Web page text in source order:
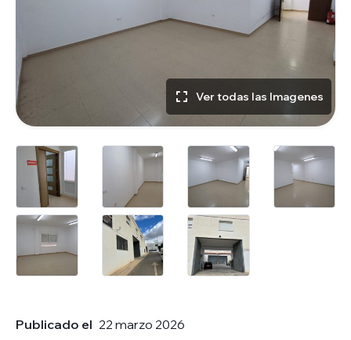
Ver todas las Imagenes
Publicado el 22 marzo 2026